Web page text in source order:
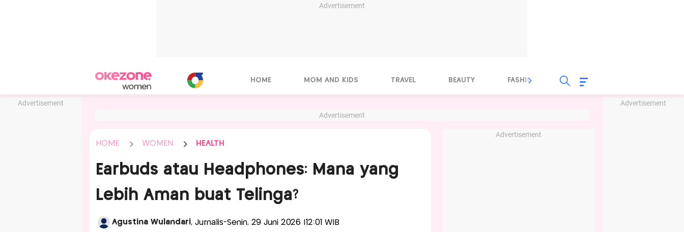
Advertisement
Advertisement Advertisement
HOME MOM AND KIDS TRAVEL BEAUTY FASHION FOOD
Advertisement
HOME WOMEN HEALTH
Earbuds atau Headphones: Mana yang
Lebih Aman buat Telinga?
Agustina Wulandari, Jurnalis-Senin, 29 Juni 2026 |12:01 WIB
Advertisement